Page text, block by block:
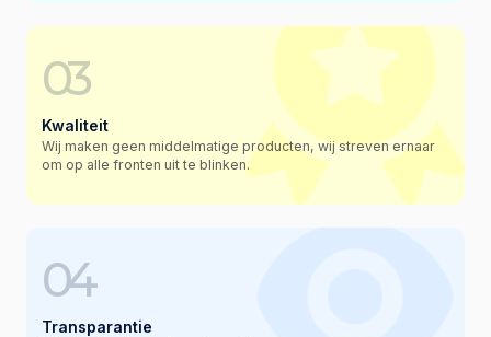
03
Kwaliteit
Wij maken geen middelmatige producten, wij streven ernaar
om op alle fronten uit te blinken.
04
Transparantie